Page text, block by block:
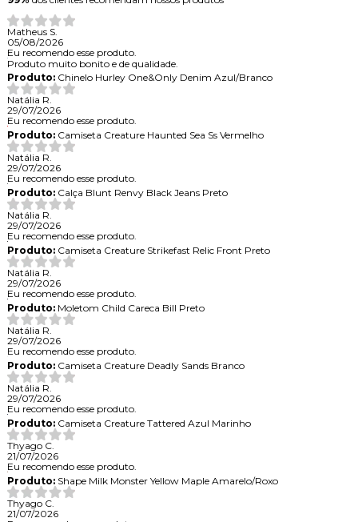
Matheus S.
05/08/2026
Eu recomendo esse produto.
Produto muito bonito e de qualidade.
Produto:Chinelo Hurley One&Only Denim Azul/Branco
Natália R.
29/07/2026
Eu recomendo esse produto.
Produto:Camiseta Creature Haunted Sea Ss Vermelho
Natália R.
29/07/2026
Eu recomendo esse produto.
Produto:Calça Blunt Renvy Black Jeans Preto
Natália R.
29/07/2026
Eu recomendo esse produto.
Produto:Camiseta Creature Strikefast Relic Front Preto
Natália R.
29/07/2026
Eu recomendo esse produto.
Produto:Moletom Child Careca Bill Preto
Natália R.
29/07/2026
Eu recomendo esse produto.
Produto:Camiseta Creature Deadly Sands Branco
Natália R.
29/07/2026
Eu recomendo esse produto.
Produto:Camiseta Creature Tattered Azul Marinho
Thyago C.
21/07/2026
Eu recomendo esse produto.
Produto:Shape Milk Monster Yellow Maple Amarelo/Roxo
Thyago C.
21/07/2026